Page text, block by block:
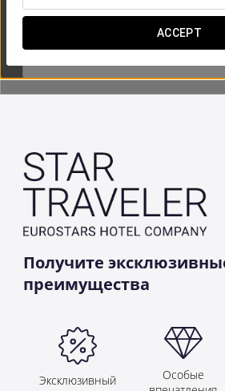
ACCEPT
Получите
преимущества
Эксклюзивный
Особые